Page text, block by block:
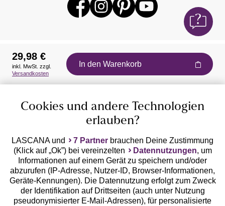
Auszeichnungen
Geprüfte Sicherheit
29,98 €
inkl. MwSt. zzgl.
Versandkosten
In den Warenkorb
Cookies und andere Technologien
erlauben?
LASCANA und 7 Partner brauchen Deine Zustimmung
(Klick auf „Ok”) bei vereinzelten
Datennutzungen, um
Informationen auf einem Gerät zu speichern und/oder
abzurufen (IP-Adresse, Nutzer-ID, Browser-Informationen,
Geräte-Kennungen). Die Datennutzung erfolgt zum Zweck
der Identifikation auf Drittseiten (auch unter Nutzung
pseudonymisierter E-Mail-Adressen), für personalisierte